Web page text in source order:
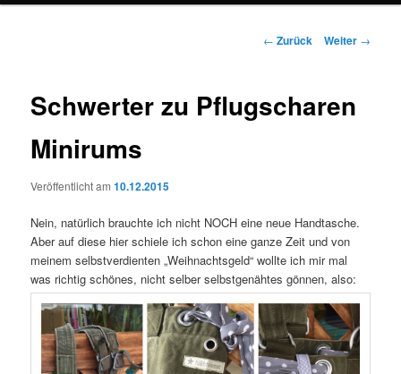
Beitrags-
← Zurück Weiter →
Schwerter zu Pflugscharen
Minirums
Veröffentlicht am10.12.2015
Nein, natürlich brauchte ich nicht NOCH eine neue Handtasche.
Aber auf diese hier schiele ich schon eine ganze Zeit und von
meinem selbstverdienten „Weihnachtsgeld“ wollte ich mir mal
was richtig schönes, nicht selber selbstgenähtes gönnen, also: